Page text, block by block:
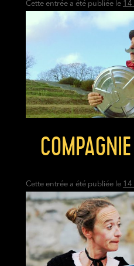
Cette entrée a été publiée le 14
Cette entrée a été publiée le 14